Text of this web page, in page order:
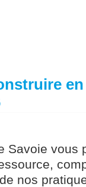
Savoie vous
nos